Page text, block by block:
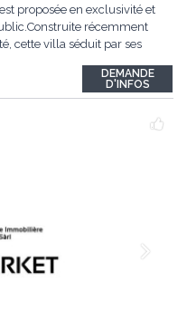
proposée en exclusivité et
récemment
cette villa séduit par ses
sur un jardin avec piscine,
DEMANDE
D'INFOS